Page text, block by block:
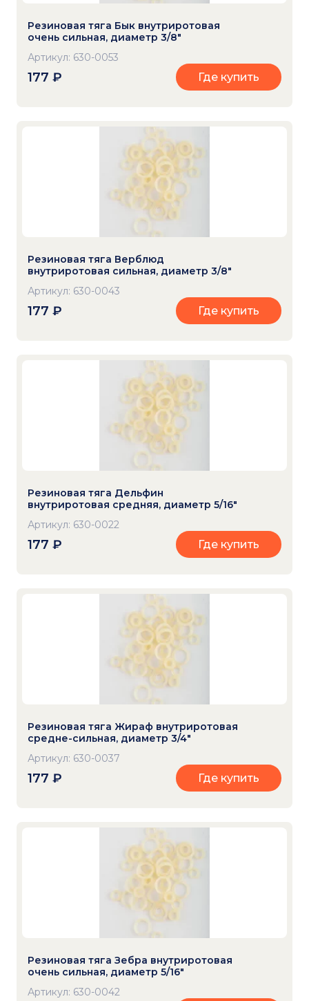
Резиновая тяга Бык внутриротовая
очень сильная, диаметр 3/8"
Артикул: 630-0053
177 ₽ Где купить
Резиновая тяга Верблюд
внутриротовая сильная, диаметр 3/8"
Артикул: 630-0043
177 ₽ Где купить
Резиновая тяга Дельфин
внутриротовая средняя, диаметр 5/16"
Артикул: 630-0022
177 ₽ Где купить
Резиновая тяга Жираф внутриротовая
средне-сильная, диаметр 3/4"
Артикул: 630-0037
177 ₽ Где купить
Резиновая тяга Зебра внутриротовая
очень сильная, диаметр 5/16"
Артикул: 630-0042